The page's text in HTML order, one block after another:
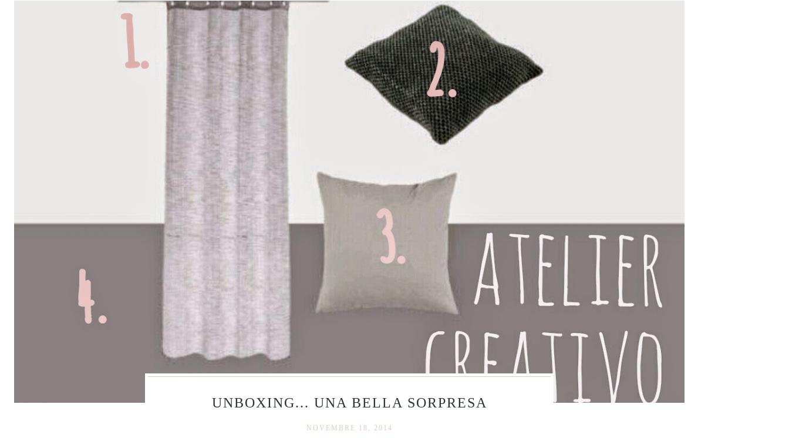
UNBOXING... UNA BELLA SORPRESA
NOVEMBRE 18, 2014